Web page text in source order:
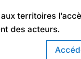
aux territoires
des acteurs.